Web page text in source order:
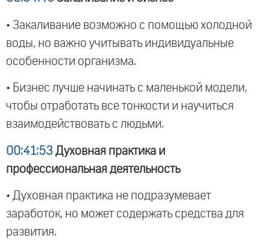
• Закаливание возможно с помощью холодной
воды, но важно учитывать индивидуальные
особенности организма.
• Бизнес лучше начинать с маленькой модели,
чтобы отработать все тонкости и научиться
взаимодействовать с людьми.
00:41:53 Духовная практика и
профессиональная деятельность
• Духовная практика не подразумевает
заработок, но может содержать средства для
развития.